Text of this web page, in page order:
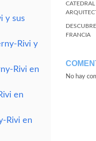
y sus
Rivi y
Rivi en
en
Rivi en
FRANCIA
No hay